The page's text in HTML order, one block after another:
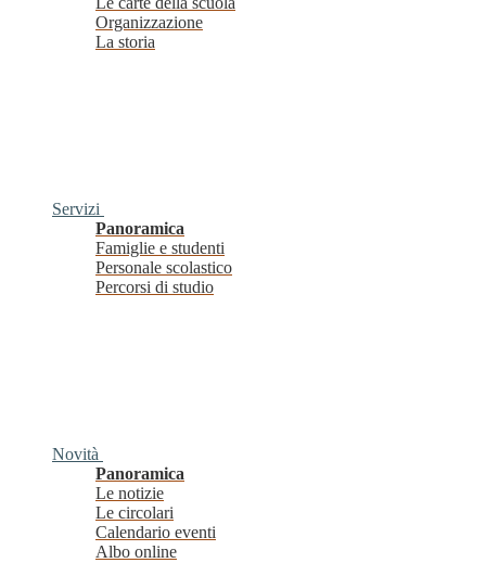
Organizzazione
La storia
Servizi
Panoramica
Famiglie e studenti
Personale scolastico
Percorsi di studio
Novità
Panoramica
Le notizie
Le circolari
Calendario eventi
Albo online